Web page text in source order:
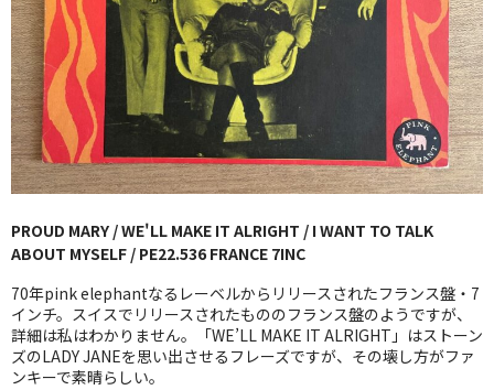
GG RECORD （当店のレーベル）
全商品
JAZZ-US
BLUE NOTE
JAZZ-JP
JAZZ-VOCAL
J-POP
PROUD MARY / WE'LL MAKE IT ALRIGHT / I WANT TO TALK
ABOUT MYSELF / PE22.536 FRANCE 7INC
70年pink elephantなるレーベルからリリースされたフランス盤・7
インチ。スイスでリリースされたもののフランス盤のようですが、
詳細は私はわかりません。「WE’LL MAKE IT ALRIGHT」はストーン
ズのLADY JANEを思い出させるフレーズですが、その壊し方がファ
ンキーで素晴らしい。